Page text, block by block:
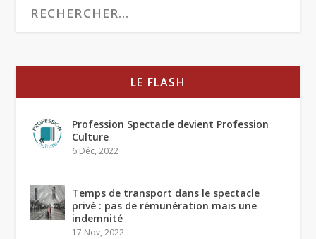
LE FLASH
Profession Spectacle devient Profession
Culture
6 Déc, 2022
Temps de transport dans le spectacle
privé : pas de rémunération mais une
indemnité
17 Nov, 2022